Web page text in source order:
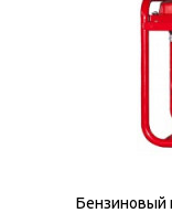
Бензиновый